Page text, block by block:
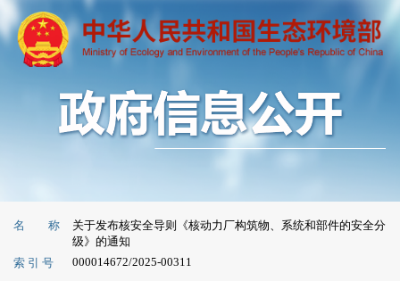
名 称
关于发布核安全导则《核动力厂构筑物、系统和部件的安全分
级》的通知
索 引 号
000014672/2025-00311